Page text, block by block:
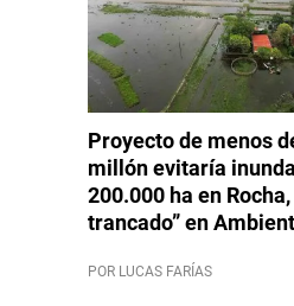
Proyecto de menos
millón evitaría
200.000 ha en
trancado” en
POR LUCAS FARÍAS